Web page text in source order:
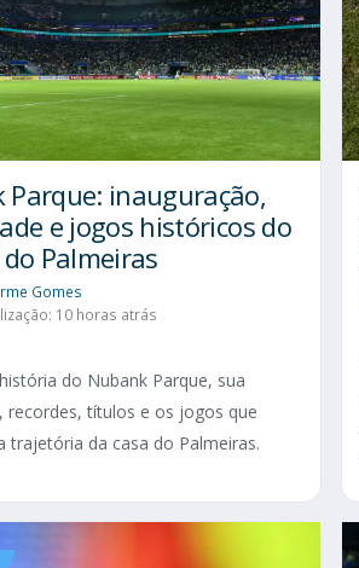
Parque: inauguração,
e jogos históricos do
Palmeiras
Gomes
10 horas atrás
do Nubank Parque, sua
recordes, títulos e os jogos que
trajetória da casa do Palmeiras.